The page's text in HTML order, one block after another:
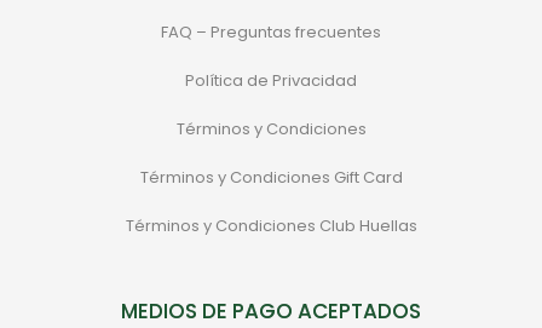
FAQ – Preguntas frecuentes
Política de Privacidad
Términos y Condiciones
Términos y Condiciones Gift Card
Términos y Condiciones Club Huellas
MEDIOS DE PAGO ACEPTADOS